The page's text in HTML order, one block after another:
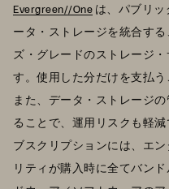
Evergreen//One は、パブリ
ータ・ストレージを統合す
ズ・グレードのストレージ
す。使用した分だけを支払う
また、データ・ストレージ
ることで、運用リスクも軽減
ブスクリプションには、エ
リティが購入時に全てバン